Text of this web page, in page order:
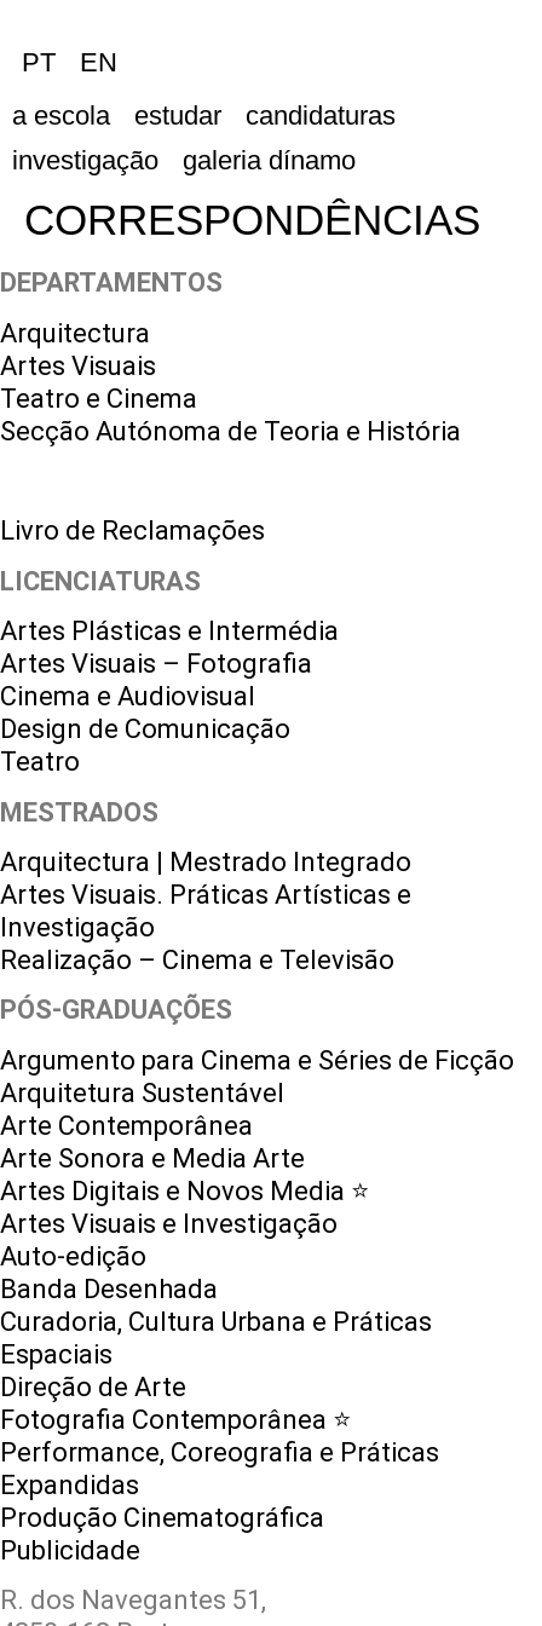
PT
EN
a escola
estudar
candidaturas
investigação
galeria dínamo
CORRESPONDÊNCIAS
DEPARTAMENTOS
Arquitectura
Artes Visuais
Teatro e Cinema
Secção Autónoma de Teoria e História
Livro de Reclamações
LICENCIATURAS
Artes Plásticas e Intermédia
Artes Visuais – Fotografia
Cinema e Audiovisual
Design de Comunicação
Teatro
MESTRADOS
Arquitectura | Mestrado Integrado
Artes Visuais. Práticas Artísticas e
Investigação
Realização – Cinema e Televisão
PÓS-GRADUAÇÕES
Argumento para Cinema e Séries de Ficção
Arquitetura Sustentável
Arte Contemporânea
Arte Sonora e Media Arte
Artes Digitais e Novos Media ⭐️
Artes Visuais e Investigação
Auto-edição
Banda Desenhada
Curadoria, Cultura Urbana e Práticas
Espaciais
Direção de Arte
Fotografia Contemporânea ⭐️
Performance, Coreografia e Práticas
Expandidas
Produção Cinematográfica
Publicidade
R. dos Navegantes 51,